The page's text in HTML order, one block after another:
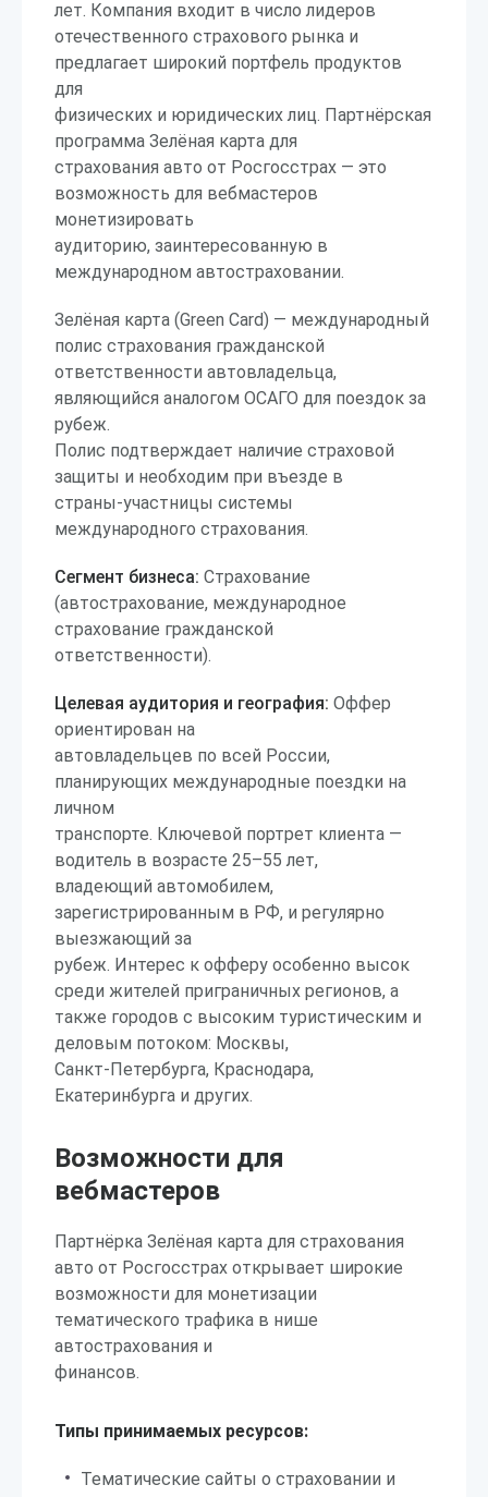
лет. Компания входит в число лидеров
отечественного страхового рынка и
предлагает широкий портфель продуктов
для
физических и юридических лиц. Партнёрская
программа Зелёная карта для
страхования авто от Росгосстрах — это
возможность для вебмастеров
монетизировать
аудиторию, заинтересованную в
международном автостраховании.
Зелёная карта (Green Card) — международный
полис страхования гражданской
ответственности автовладельца,
являющийся аналогом ОСАГО для поездок за
рубеж.
Полис подтверждает наличие страховой
защиты и необходим при въезде в
страны-участницы системы
международного страхования.
Сегмент бизнеса: Страхование
(автострахование, международное
страхование гражданской
ответственности).
Целевая аудитория и география: Оффер
ориентирован на
автовладельцев по всей России,
планирующих международные поездки на
личном
транспорте. Ключевой портрет клиента —
водитель в возрасте 25–55 лет,
владеющий автомобилем,
зарегистрированным в РФ, и регулярно
выезжающий за
рубеж. Интерес к офферу особенно высок
среди жителей приграничных регионов, а
также городов с высоким туристическим и
деловым потоком: Москвы,
Санкт-Петербурга, Краснодара,
Екатеринбурга и других.
Возможности для
вебмастеров
Партнёрка Зелёная карта для страхования
авто от Росгосстрах открывает широкие
возможности для монетизации
тематического трафика в нише
автострахования и
финансов.
Типы принимаемых ресурсов:
Тематические сайты о страховании и